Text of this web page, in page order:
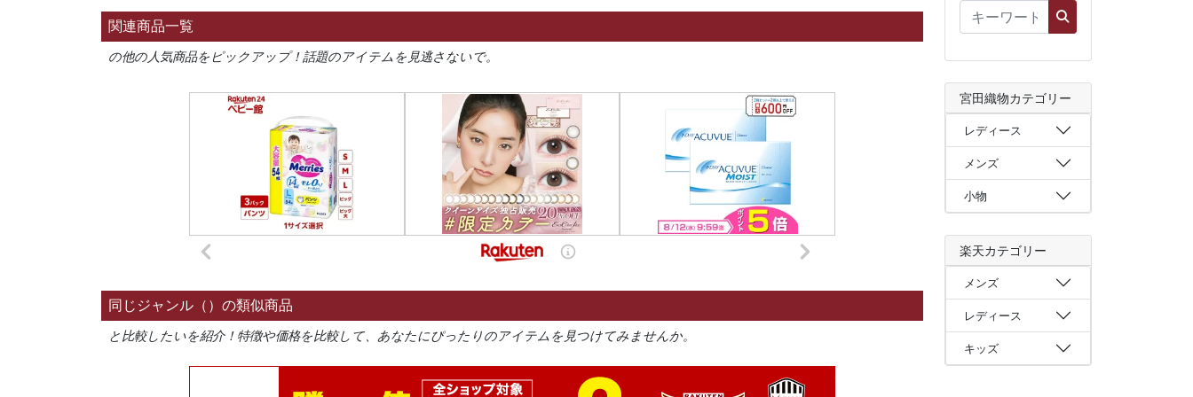
関連商品一覧
の他の人気商品をピックアップ！話題のアイテムを見逃さないで。
同じジャンル（）の類似商品
と比較したいを紹介！特徴や価格を比較して、あなたにぴったりのアイテムを見つけてみませんか。
宮田織物カテゴリー
レディース
メンズ
小物
楽天カテゴリー
メンズ
レディース
キッズ